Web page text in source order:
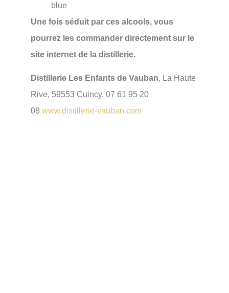
blue
Une fois séduit par ces alcools, vous
pourrez les commander directement sur le
site internet de la distillerie.
Distillerie Les Enfants de Vauban, La Haute
Rive, 59553 Cuincy, 07 61 95 20
08 www.distillerie-vauban.com